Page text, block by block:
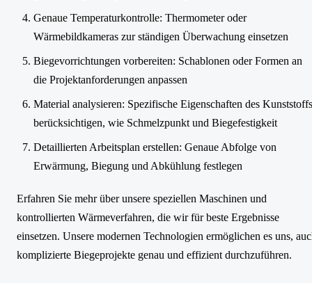
Genaue Temperaturkontrolle: Thermometer oder
Wärmebildkameras zur ständigen Überwachung einsetzen
Biegevorrichtungen vorbereiten: Schablonen oder Formen an
die Projektanforderungen anpassen
Material analysieren: Spezifische Eigenschaften des Kunststoffs
berücksichtigen, wie Schmelzpunkt und Biegefestigkeit
Detaillierten Arbeitsplan erstellen: Genaue Abfolge von
Erwärmung, Biegung und Abkühlung festlegen
Erfahren Sie mehr über unsere speziellen Maschinen und
kontrollierten Wärmeverfahren, die wir für beste Ergebnisse
einsetzen. Unsere modernen Technologien ermöglichen es uns,
komplizierte Biegeprojekte genau und effizient durchzuführen.